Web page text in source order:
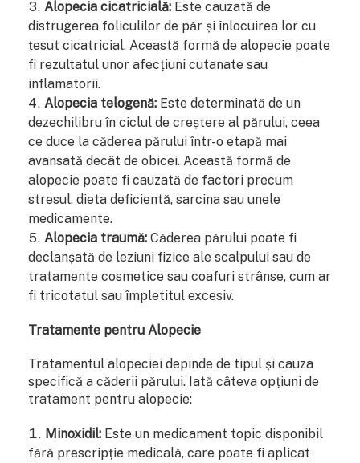
Alopecia cicatricială: Este cauzată de
distrugerea foliculilor de păr și înlocuirea lor cu
țesut cicatricial. Această formă de alopecie poate
fi rezultatul unor afecțiuni cutanate sau
inflamatorii.
Alopecia telogenă: Este determinată de un
dezechilibru în ciclul de creștere al părului, ceea
ce duce la căderea părului într-o etapă mai
avansată decât de obicei. Această formă de
alopecie poate fi cauzată de factori precum
stresul, dieta deficientă, sarcina sau unele
medicamente.
Alopecia traumă: Căderea părului poate fi
declanșată de leziuni fizice ale scalpului sau de
tratamente cosmetice sau coafuri strânse, cum ar
fi tricotatul sau împletitul excesiv.
Tratamente pentru Alopecie
Tratamentul alopeciei depinde de tipul și cauza
specifică a căderii părului. Iată câteva opțiuni de
tratament pentru alopecie:
Minoxidil: Este un medicament topic disponibil
fără prescripție medicală, care poate fi aplicat